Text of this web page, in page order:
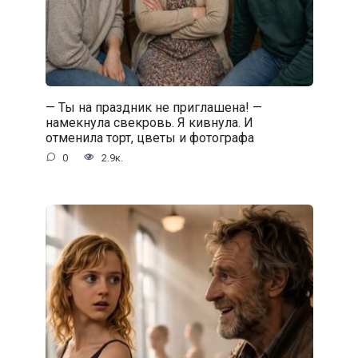
— Ты на праздник не приглашена! —
намекнула свекровь. Я кивнула. И
отменила торт, цветы и фотографа
0 2.9к.